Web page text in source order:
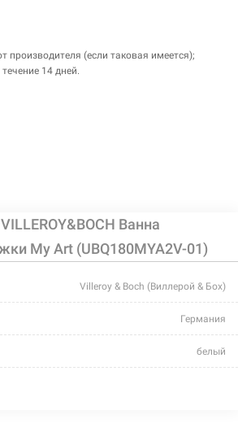
производителя (если таковая имеется);
14 дней.
VILLEROY&BOCH Ванна
My Art (UBQ180MYA2V-01)
Villeroy & Boch (Виллерой & Бох)
Германия
белый